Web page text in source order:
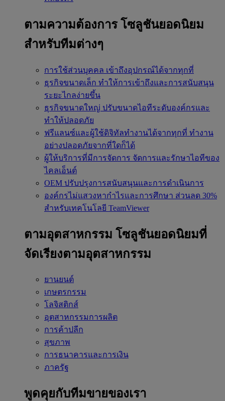
ตามความต้องการ โซลูชันยอดนิยม
สำหรับทีมต่างๆ
การใช้ส่วนบุคคล เข้าถึงอุปกรณ์ได้จากทุกที่
ธุรกิจขนาดเล็ก ทำให้การเข้าถึงและการสนับสนุน
ระยะไกลง่ายขึ้น
ธุรกิจขนาดใหญ่ ปรับขนาดไอทีระดับองค์กรและ
ทำให้ปลอดภัย
ฟรีแลนซ์และผู้ใช้ดิจิทัลทำงานได้จากทุกที่ ทำงาน
อย่างปลอดภัยจากที่ใดก็ได้
ผู้ให้บริการที่มีการจัดการ จัดการและรักษาไอทีของ
ไคลเอ็นต์
OEM ปรับปรุงการสนับสนุนและการดำเนินการ
องค์กรไม่แสวงหากำไรและการศึกษา ส่วนลด 30%
สำหรับเทคโนโลยี TeamViewer
ตามอุตสาหกรรม โซลูชันยอดนิยมที่
จัดเรียงตามอุตสาหกรรม
ยานยนต์
เกษตรกรรม
โลจิสติกส์
อุตสาหกรรมการผลิต
การค้าปลีก
สุขภาพ
การธนาคารและการเงิน
ภาครัฐ
พูดคุยกับทีมขายของเรา